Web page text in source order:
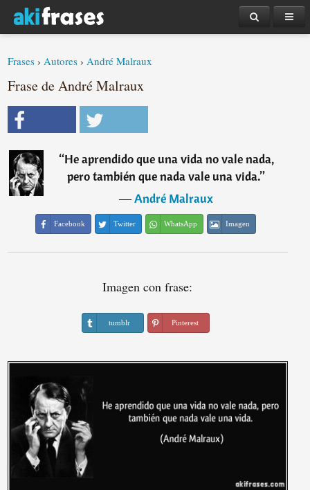
Frases ›Autores ›André Malraux
Frase de André Malraux
“He aprendido que una vida no vale nada,
pero también que nada vale una vida.”
―André Malraux
Facebook Twitter WhatsApp Imagen
Imagen con frase:
tumblr Pinterest